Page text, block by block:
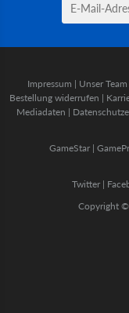
Impressum | Unser Team
Bestellung widerrufen |
Mediadaten |
GameStar|
Twitter |
Copyright ©